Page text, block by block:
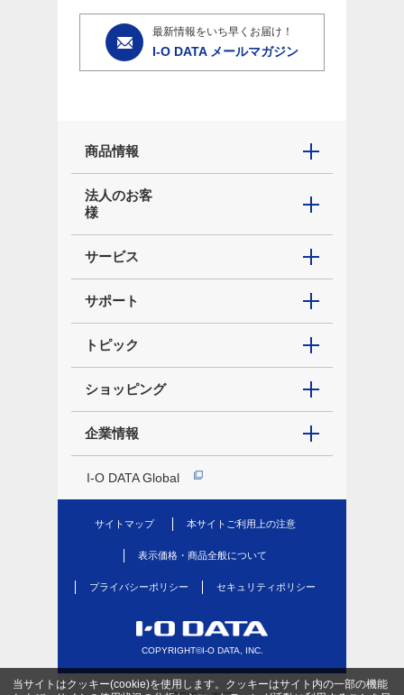
最新情報をいち早くお届け！
I-O DATA メールマガジン
商品情報
法人のお客
様
サービス
サポート
トピック
ショッピング
企業情報
I-O DATA Global
サイトマップ 本サイトご利用上の注意
表示価格・商品全般について
プライバシーポリシー セキュリティポリシー
COPYRIGHT©I-O DATA, INC.
当サイトはクッキー(cookie)を使用します。クッキーはサイト内の一部の機能